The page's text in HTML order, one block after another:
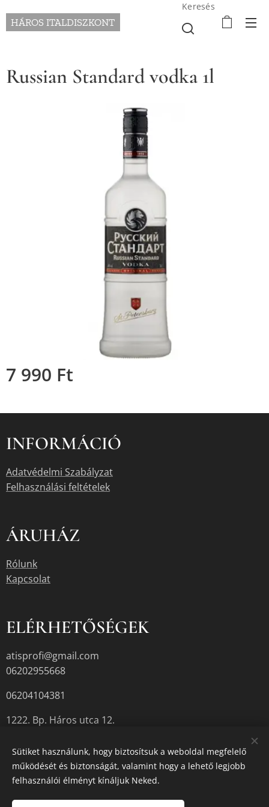
HÁROS ITALDISZKONT
Keresés
Russian Standard vodka 1l
7 990 Ft
INFORMÁCIÓ
Adatvédelmi Szabályzat
Felhasználási feltételek
ÁRUHÁZ
Rólunk
Kapcsolat
ELÉRHETŐSÉGEK
atisprofi@gmail.com
06202955668
06204104381
1222. Bp. Háros utca 12.
A termékek aktuális készletéről érdeklődjön az üzletben, vagy a
megadott elérhetőségek egyikén.
Sütiket használunk, hogy biztosítsuk a weboldal megfelelő
működését és biztonságát, valamint hogy a lehető legjobb
felhasználói élményt kínáljuk Neked.